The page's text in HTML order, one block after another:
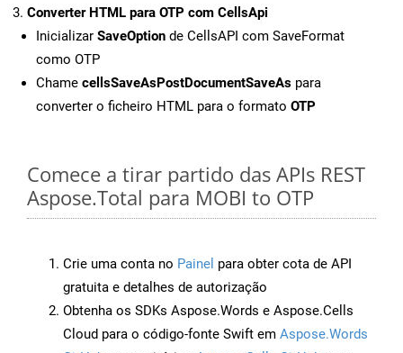
Converter HTML para OTP com CellsApi
Inicializar SaveOption de CellsAPI com SaveFormat
como OTP
Chame cellsSaveAsPostDocumentSaveAs para
converter o ficheiro HTML para o formato OTP
Comece a tirar partido das APIs REST
Aspose.Total para MOBI to OTP
Crie uma conta no Painel para obter cota de API
gratuita e detalhes de autorização
Obtenha os SDKs Aspose.Words e Aspose.Cells
Cloud para o código-fonte Swift em Aspose.Words